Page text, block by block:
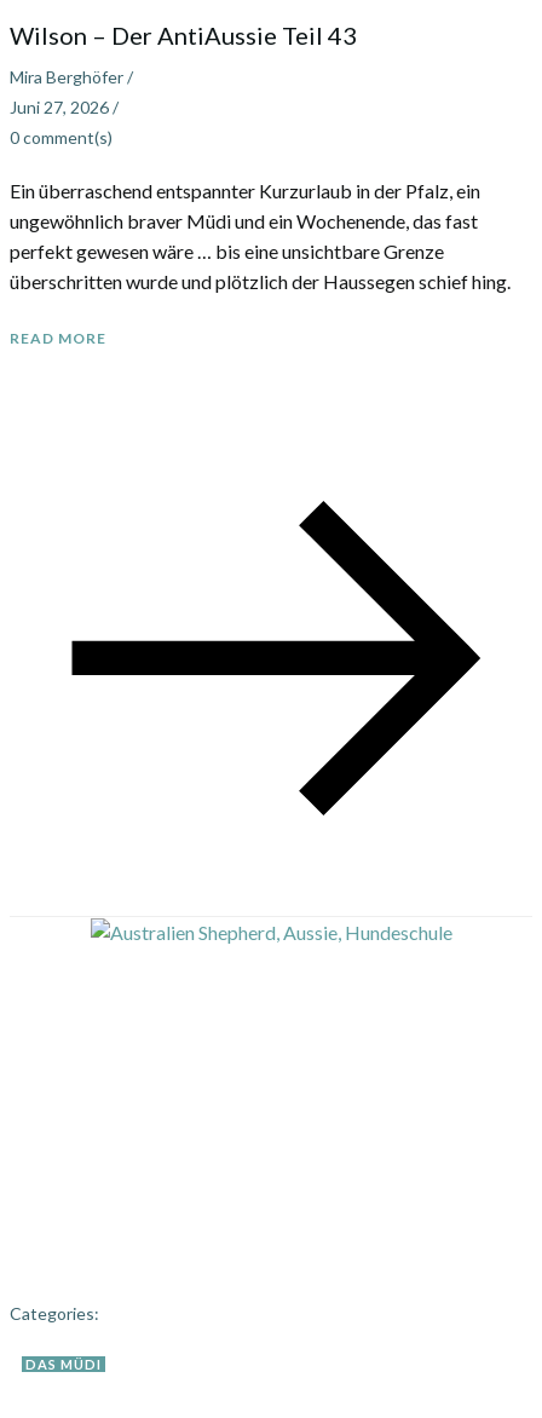
Wilson – Der AntiAussie Teil 43
Mira Berghöfer/
Juni 27, 2026/
0comment(s)
Ein überraschend entspannter Kurzurlaub in der Pfalz, ein
ungewöhnlich braver Müdi und ein Wochenende, das fast
perfekt gewesen wäre … bis eine unsichtbare Grenze
überschritten wurde und plötzlich der Haussegen schief hing.
READ MORE
Categories:
DAS MÜDI